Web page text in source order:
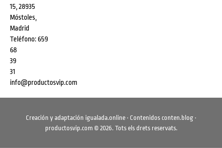
15, 28935
Móstoles,
Madrid
Teléfono:659
68
39
31
info@productosvip.com
Creación y adaptación igualada.online · Contenidos conten.blog ·
productosvip.com© 2026. Tots els drets reservats.